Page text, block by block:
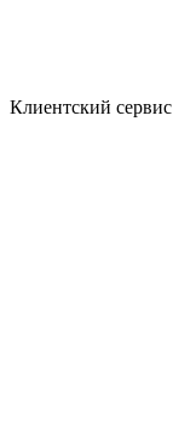
Клиентский сервис